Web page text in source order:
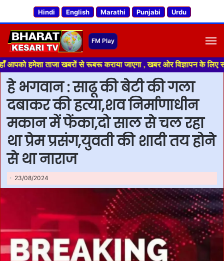
Hindi English Marathi Punjabi Urdu
ताजा खबरों से रूबरू कराया जाएगा , खबर ओर विज्ञापन के लिए संपर्क
हे भगवान : साढू की बेटी की गला
दबाकर की हत्या,शव निर्माणाधीन
मकान में फेंका,दो साल से चल रहा
था प्रेम प्रसंग,युवती की शादी तय होने
से था नाराज
23/08/2024